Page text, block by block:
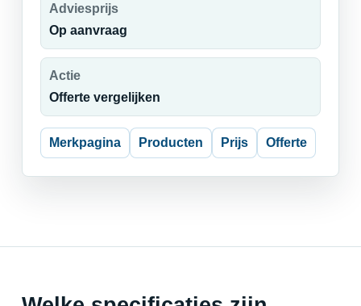
Adviesprijs
Op aanvraag
Actie
Offerte vergelijken
Merkpagina Producten Prijs Offerte